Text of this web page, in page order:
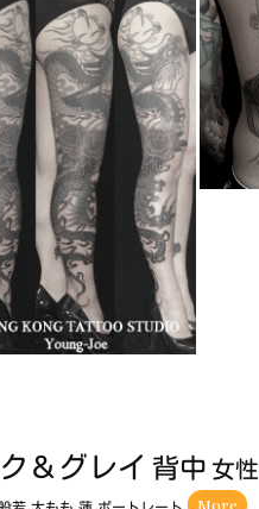
＆グレイ 背中女性